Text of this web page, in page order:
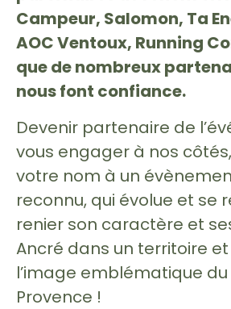
Campeur, Salomon, Ta
AOC Ventoux, Running
que de nombreux
nous font confiance.
Devenir partenaire de
vous engager à nos
votre nom à un
reconnu, qui évolue et se
renier son caractère et
Ancré dans un territoire
l’image emblématique
Provence !